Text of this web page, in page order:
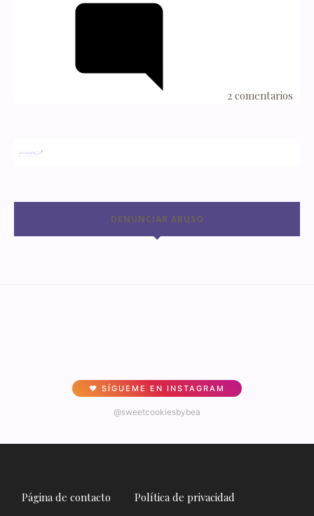
2 comentarios
DENUNCIAR ABUSO
♥ SÍGUEME EN INSTAGRAM
@sweetcookiesbybea
Página de contacto Política de privacidad